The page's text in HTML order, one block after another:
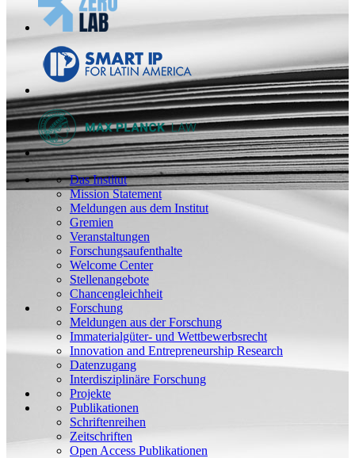
Das Institut
Mission Statement
Meldungen aus dem Institut
Gremien
Veranstaltungen
Forschungsaufenthalte
Welcome Center
Stellenangebote
Chancengleichheit
Forschung
Meldungen aus der Forschung
Immaterialgüter- und Wettbewerbsrecht
Innovation and Entrepreneurship Research
Datenzugang
Interdisziplinäre Forschung
Projekte
Publikationen
Schriftenreihen
Zeitschriften
Open Access Publikationen